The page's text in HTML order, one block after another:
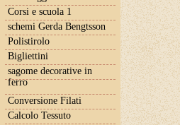
Corsi e scuola 1
schemi Gerda Bengtsson
Polistirolo
Bigliettini
sagome decorative in
ferro
Conversione Filati
Calcolo Tessuto